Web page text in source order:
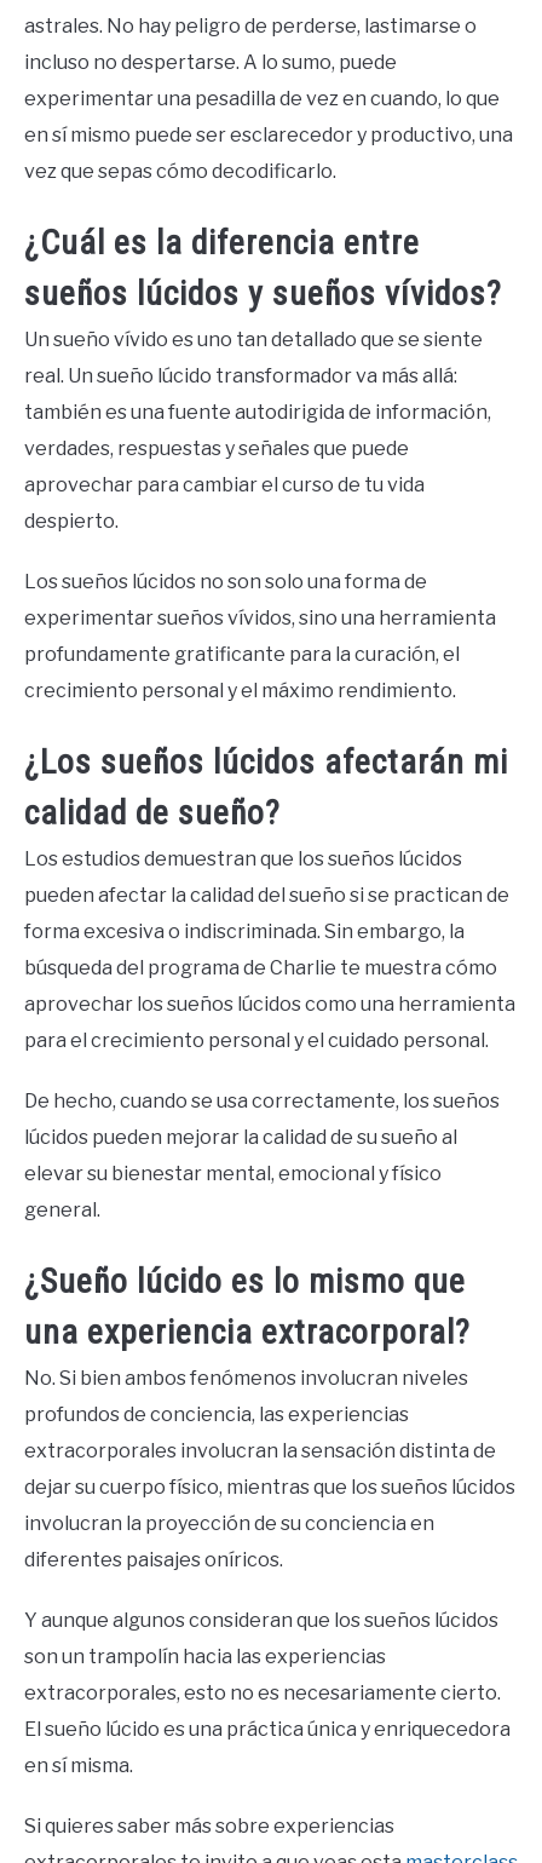
astrales. No hay peligro de perderse, lastimarse o
incluso no despertarse. A lo sumo, puede
experimentar una pesadilla de vez en cuando, lo que
en sí mismo puede ser esclarecedor y productivo, una
vez que sepas cómo decodificarlo.
¿Cuál es la diferencia entre
sueños lúcidos y sueños vívidos?
Un sueño vívido es uno tan detallado que se siente
real. Un sueño lúcido transformador va más allá:
también es una fuente autodirigida de información,
verdades, respuestas y señales que puede
aprovechar para cambiar el curso de tu vida
despierto.
Los sueños lúcidos no son solo una forma de
experimentar sueños vívidos, sino una herramienta
profundamente gratificante para la curación, el
crecimiento personal y el máximo rendimiento.
¿Los sueños lúcidos afectarán mi
calidad de sueño?
Los estudios demuestran que los sueños lúcidos
pueden afectar la calidad del sueño si se practican de
forma excesiva o indiscriminada. Sin embargo, la
búsqueda del programa de Charlie te muestra cómo
aprovechar los sueños lúcidos como una herramienta
para el crecimiento personal y el cuidado personal.
De hecho, cuando se usa correctamente, los sueños
lúcidos pueden mejorar la calidad de su sueño al
elevar su bienestar mental, emocional y físico
general.
¿Sueño lúcido es lo mismo que
una experiencia extracorporal?
No. Si bien ambos fenómenos involucran niveles
profundos de conciencia, las experiencias
extracorporales involucran la sensación distinta de
dejar su cuerpo físico, mientras que los sueños lúcidos
involucran la proyección de su conciencia en
diferentes paisajes oníricos.
Y aunque algunos consideran que los sueños lúcidos
son un trampolín hacia las experiencias
extracorporales, esto no es necesariamente cierto.
El sueño lúcido es una práctica única y enriquecedora
en sí misma.
Si quieres saber más sobre experiencias